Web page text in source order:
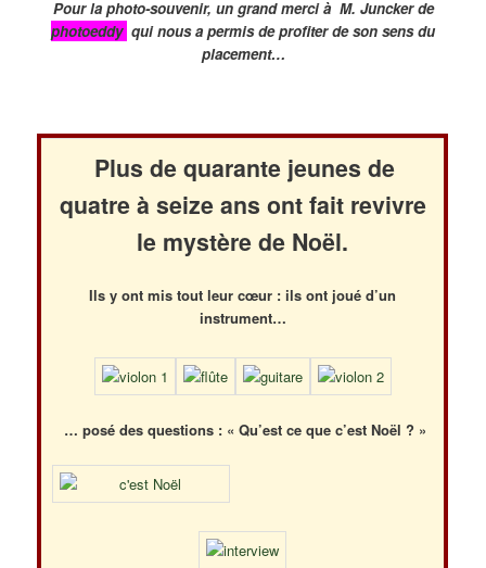
Pour la photo-souvenir, un grand merci à M. Juncker de
photoeddy qui nous a permis de profiter de son sens du
placement…
Plus de quarante jeunes de
quatre à seize ans ont fait revivre
le mystère de Noël.
Ils y ont mis tout leur cœur : ils ont joué d’un
instrument…
… posé des questions : « Qu’est ce que c’est Noël ? »